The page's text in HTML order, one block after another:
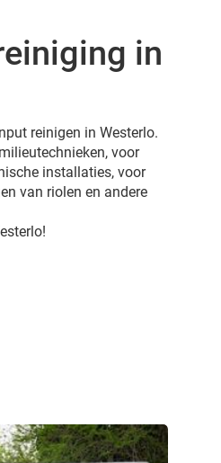
in
reinigen in Westerlo.
voor
installaties, voor
van riolen en andere